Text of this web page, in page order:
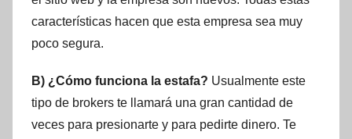
características hacen que esta empresa sea muy
poco segura.
B) ¿Cómo funciona la estafa? Usualmente este
tipo de brokers te llamará una gran cantidad de
veces para presionarte y para pedirte dinero. Te